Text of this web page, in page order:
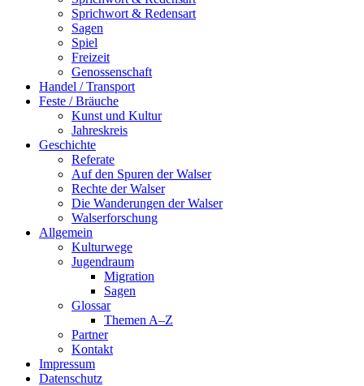
Sprichwort & Redensart
Sagen
Spiel
Freizeit
Genossenschaft
Handel / Transport
Feste / Bräuche
Kunst und Kultur
Jahreskreis
Geschichte
Referate
Auf den Spuren der Walser
Rechte der Walser
Die Wanderungen der Walser
Walserforschung
Allgemein
Kulturwege
Jugendraum
Migration
Sagen
Glossar
Themen A–Z
Partner
Kontakt
Impressum
Datenschutz